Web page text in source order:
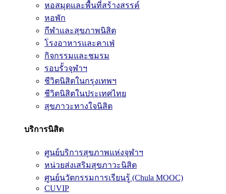
หอสมุดและพื้นที่สร้างสรรค์
หอพัก
กีฬาและสุขภาพนิสิต
โรงอาหารและคาเฟ่
กิจกรรมและชมรม
รอบรั้วจุฬาฯ
ชีวิตนิสิตในกรุงเทพฯ
ชีวิตนิสิตในประเทศไทย
สุขภาวะทางใจนิสิต
บริการนิสิต
ศูนย์บริการสุขภาพแห่งจุฬาฯ
หน่วยส่งเสริมสุขภาวะนิสิต
ศูนย์นวัตกรรมการเรียนรู้ (Chula MOOC)
CUVIP